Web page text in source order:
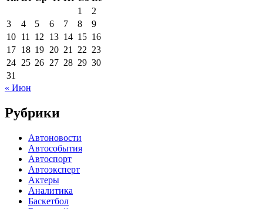
1
2
3
4 5 6 7 8
9
10 11 12 13 14 15 16
17 18 19 20 21 22 23
24 25 26 27 28 29 30
31
« Июн
Рубрики
Автоновости
Автособытия
Автоспорт
Автоэксперт
Актеры
Аналитика
Баскетбол